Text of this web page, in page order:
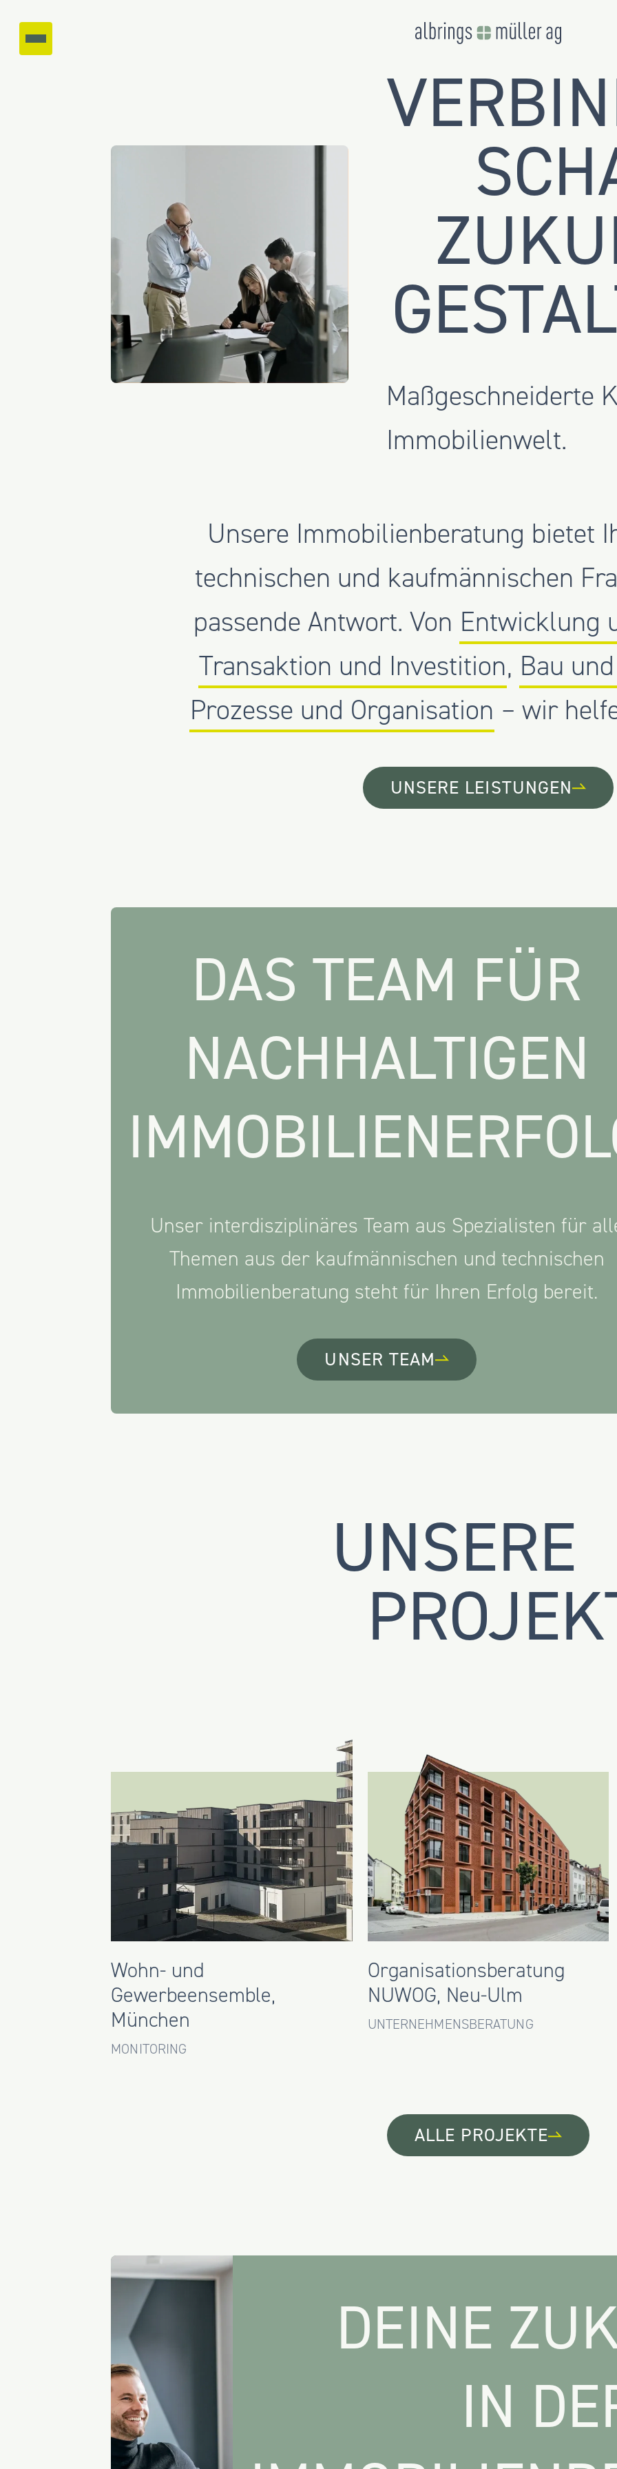
Maßgeschneiderte
Immobilienwelt.
Unsere Immobilienberatung bietet
technischen und kaufmännischen
passende Antwort. Von Entwicklung
Transaktion und Investition, Bau
Prozesse und Organisation – wir
UNSERE LEISTUNGEN
DAS TEAM FÜR
NACHHALTIGEN
Unser interdisziplinäres Team aus Spezialisten für
Themen aus der kaufmännischen und technischen
Immobilienberatung steht für Ihren Erfolg bereit.
UNSER TEAM
UNSERE
Wohn- und
Gewerbeensemble,
München
MONITORING
Organisationsberatung
NUWOG, Neu-Ulm
UNTERNEHMENSBERATUNG
ALLE PROJEKTE
DEINE
IN